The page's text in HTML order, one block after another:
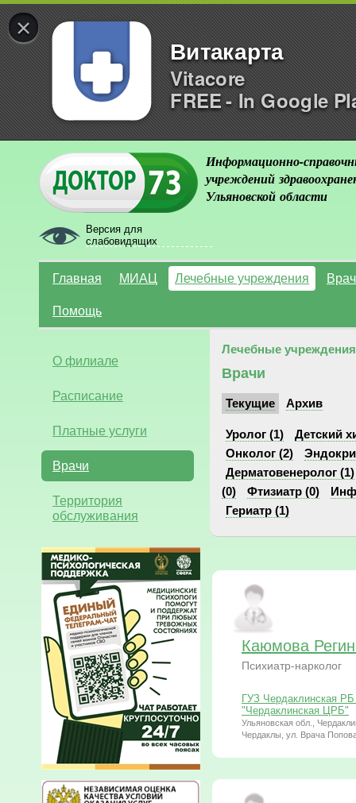
×
Витакарта
Vitacore
FREE - In Google
Версия для
слабовидящих
Информационно-
учреждений
Ульяновской области
Главная МИАЦ Лечебные учреждения
Помощь
О филиале
Расписание
Платные услуги
Врачи
Территория
обслуживания
Лечебные учреждения
Врачи
Текущие Архив
Уролог (1)
Детский
Онколог (2)
Дерматовенеролог (1)
(0)
Фтизиатр (0)
Гериатр (1)
Каюмова
Психиатр-нарколог
ГУЗ Чердаклинская
"Чердаклинская ЦРБ"
Ульяновская обл.,
Чердаклы, ул. Врача